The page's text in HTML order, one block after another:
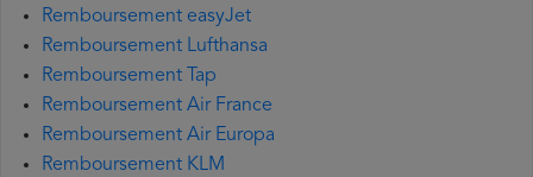
Remboursement easyJet
Remboursement Lufthansa
Remboursement Tap
Remboursement Air France
Remboursement Air Europa
Remboursement KLM